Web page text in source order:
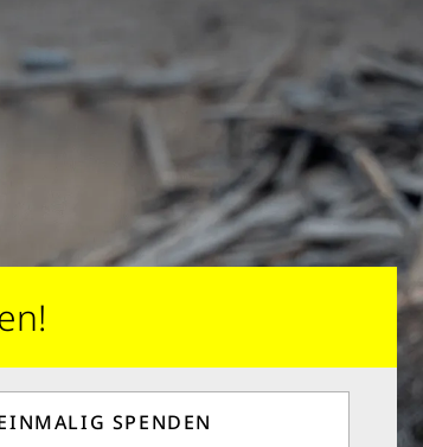
SPENDEN